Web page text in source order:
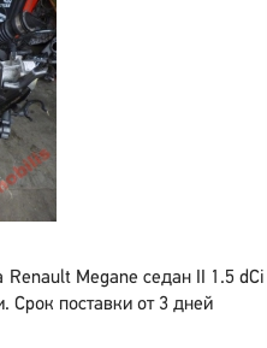
Renault Megane седан II 1.5 dCi
Срок поставки от 3 дней